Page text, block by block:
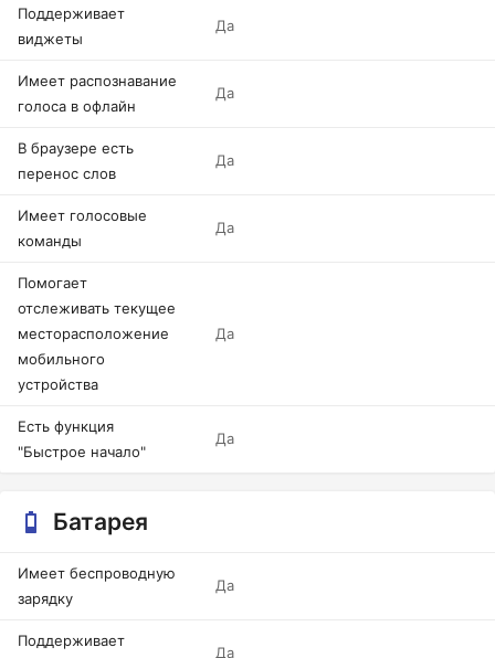
Поддерживает
виджеты
Да
Имеет распознавание
голоса в офлайн
Да
В браузере есть
перенос слов
Да
Имеет голосовые
команды
Да
Помогает
отслеживать текущее
месторасположение
мобильного
устройства
Да
Есть функция
"Быстрое начало"
Да
Батарея
Имеет беспроводную
зарядку
Да
Поддерживает
Да